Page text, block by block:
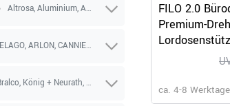
Altrosa, Aluminium, Anthrazit, Avocadogrün, Bronze, Chrom,
ARLON, CANNIE, Chic Lounge, D-CHAIR, DANAE,
König + Neurath, Maro, ROVO, Soundbox, Wagner, profim,
FILO 2.0
Premium-
Armlehnen,
ca. 4-8 Werktage